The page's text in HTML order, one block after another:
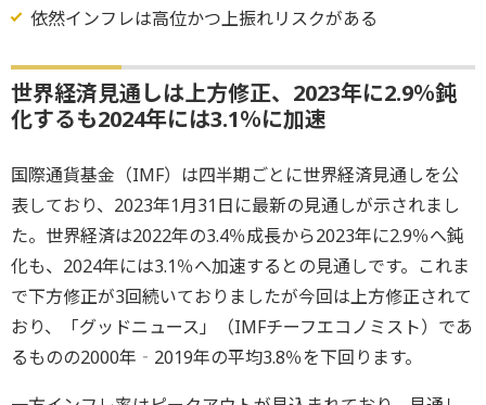
依然インフレは高位かつ上振れリスクがある
世界経済見通しは上方修正、2023年に2.9％鈍
化するも2024年には3.1％に加速
国際通貨基金（IMF）は四半期ごとに世界経済見通しを公
表しており、2023年1月31日に最新の見通しが示されまし
た。世界経済は2022年の3.4％成長から2023年に2.9％へ鈍
化も、2024年には3.1％へ加速するとの見通しです。これま
で下方修正が3回続いておりましたが今回は上方修正されて
おり、「グッドニュース」（IMFチーフエコノミスト）であ
るものの2000年‐2019年の平均3.8％を下回ります。